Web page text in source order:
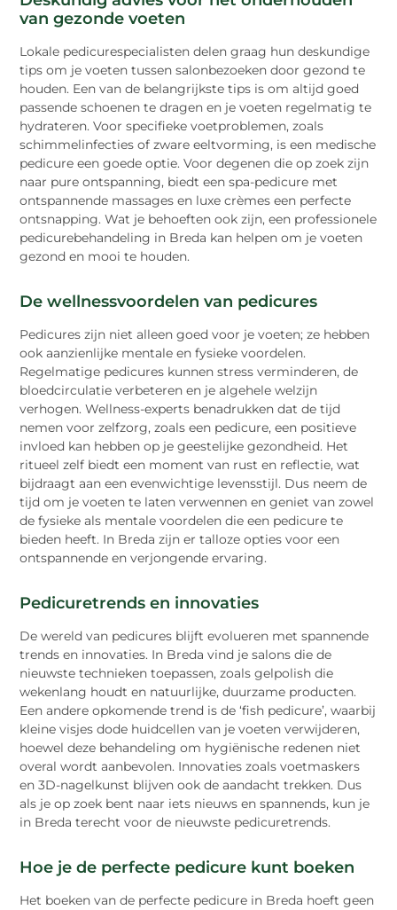
van gezonde voeten
Lokale pedicurespecialisten delen graag hun deskundige
tips om je voeten tussen salonbezoeken door gezond te
houden. Een van de belangrijkste tips is om altijd goed
passende schoenen te dragen en je voeten regelmatig te
hydrateren. Voor specifieke voetproblemen, zoals
schimmelinfecties of zware eeltvorming, is een medische
pedicure een goede optie. Voor degenen die op zoek zijn
naar pure ontspanning, biedt een spa-pedicure met
ontspannende massages en luxe crèmes een perfecte
ontsnapping. Wat je behoeften ook zijn, een professionele
pedicurebehandeling in Breda kan helpen om je voeten
gezond en mooi te houden.
De wellnessvoordelen van pedicures
Pedicures zijn niet alleen goed voor je voeten; ze hebben
ook aanzienlijke mentale en fysieke voordelen.
Regelmatige pedicures kunnen stress verminderen, de
bloedcirculatie verbeteren en je algehele welzijn
verhogen. Wellness-experts benadrukken dat de tijd
nemen voor zelfzorg, zoals een pedicure, een positieve
invloed kan hebben op je geestelijke gezondheid. Het
ritueel zelf biedt een moment van rust en reflectie, wat
bijdraagt aan een evenwichtige levensstijl. Dus neem de
tijd om je voeten te laten verwennen en geniet van zowel
de fysieke als mentale voordelen die een pedicure te
bieden heeft. In Breda zijn er talloze opties voor een
ontspannende en verjongende ervaring.
Pedicuretrends en innovaties
De wereld van pedicures blijft evolueren met spannende
trends en innovaties. In Breda vind je salons die de
nieuwste technieken toepassen, zoals gelpolish die
wekenlang houdt en natuurlijke, duurzame producten.
Een andere opkomende trend is de ‘fish pedicure’, waarbij
kleine visjes dode huidcellen van je voeten verwijderen,
hoewel deze behandeling om hygiënische redenen niet
overal wordt aanbevolen. Innovaties zoals voetmaskers
en 3D-nagelkunst blijven ook de aandacht trekken. Dus
als je op zoek bent naar iets nieuws en spannends, kun je
in Breda terecht voor de nieuwste pedicuretrends.
Hoe je de perfecte pedicure kunt boeken
Het boeken van de perfecte pedicure in Breda hoeft geen